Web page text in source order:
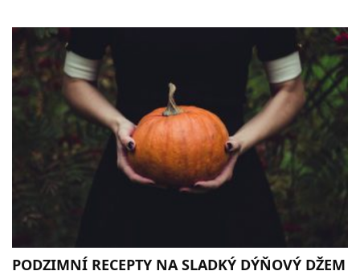
PODZIMNÍ RECEPTY NA SLADKÝ DÝŇOVÝ DŽEM